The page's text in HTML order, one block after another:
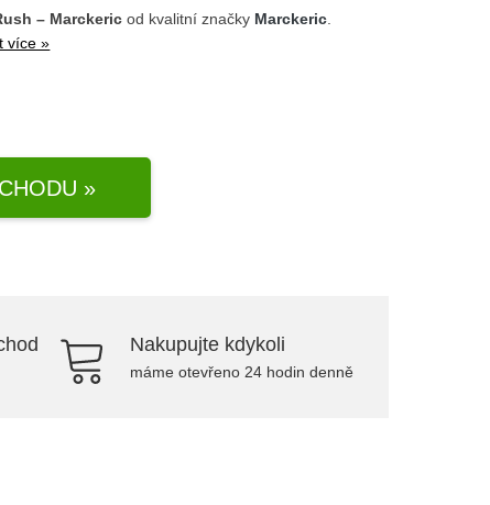
– Marckeric od kvalitní značky Marckeric
více »
»
Nakupujte kdykoli
máme otevřeno 24 hodin denně